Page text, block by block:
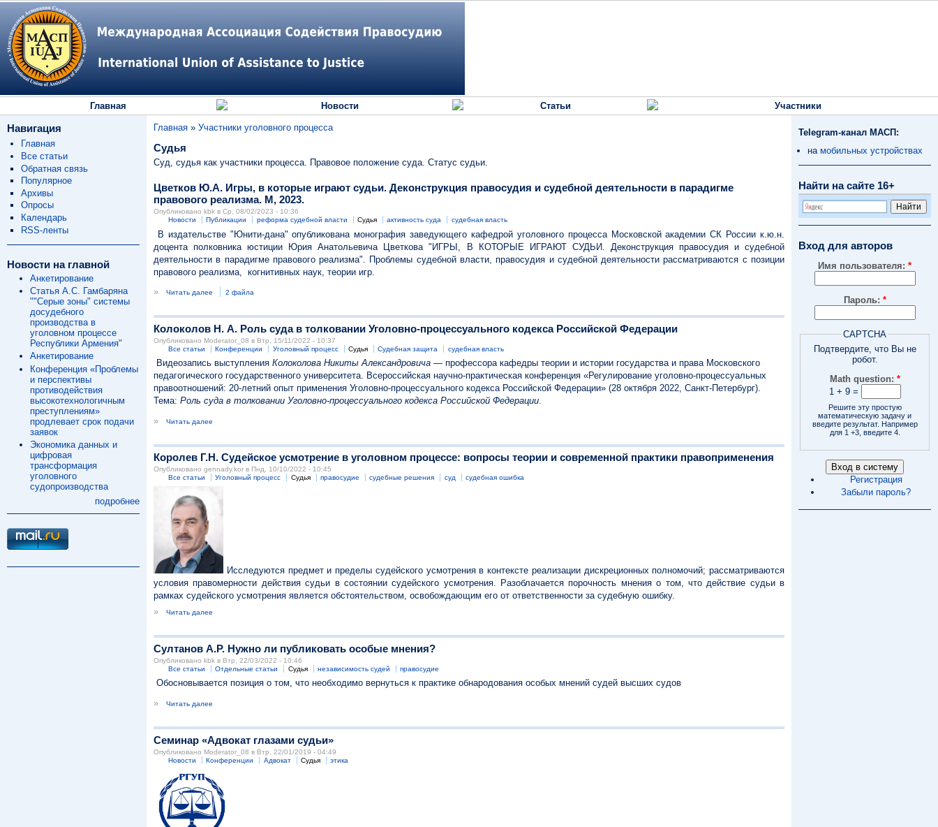
Главная Новости Статьи Участники
Навигация
Главная
Все статьи
Обратная связь
Популярное
Архивы
Опросы
Календарь
RSS-ленты
Новости на главной
Анкетирование
Статья А.С. Гамбаряна
""Серые зоны" системы
досудебного
производства в
уголовном процессе
Республики Армения"
Анкетирование
Конференция «Проблемы
и перспективы
противодействия
высокотехнологичным
преступлениям»
продлевает срок подачи
заявок
Экономика данных и
цифровая
трансформация
уголовного
судопроизводства
подробнее
Главная » Участники уголовного процесса
Судья
Суд, судья как участники процесса. Правовое положение суда. Статус судьи.
Цветков Ю.А. Игры, в которые играют судьи. Деконструкция правосудия и судебной деятельности в парадигме
правового реализма. М, 2023.
Опубликовано kbk в Ср, 08/02/2023 - 10:36
Новости
Публикации реформа судебной власти Судья активность суда судебная власть
В издательстве "Юнити-дана" опубликована монография заведующего кафедрой уголовного процесса Московской академии СК России к.ю.н.
доцента полковника юстиции Юрия Анатольевича Цветкова "ИГРЫ, В КОТОРЫЕ ИГРАЮТ СУДЬИ. Деконструкция правосудия и судебной
деятельности в парадигме правового реализма". Проблемы судебной власти, правосудия и судебной деятельности рассматриваются с позиции
правового реализма, когнитивных наук, теории игр.
»
Читать далее 2 файла
Колоколов Н. А. Роль суда в толковании Уголовно-процессуального кодекса Российской Федерации
Опубликовано Moderator_08 в Втр, 15/11/2022 - 10:37
Все статьи
Конференции Уголовный процесс Судья Судебная защита судебная власть
Видеозапись выступления Колоколова Никиты Александровича — профессора кафедры теории и истории государства и права Московского
педагогического государственного университета. Всероссийская научно-практическая конференция «Регулирование уголовно-процессуальных
правоотношений: 20-летний опыт применения Уголовно-процессуального кодекса Российской Федерации» (28 октября 2022, Санкт-Петербург).
Тема: Роль суда в толковании Уголовно-процессуального кодекса Российской Федерации.
»
Читать далее
Королев Г.Н. Судейское усмотрение в уголовном процессе: вопросы теории и современной практики правоприменения
Опубликовано gennady.kor в Пнд, 10/10/2022 - 10:45
Все статьи
Уголовный процесс Судья правосудие судебные решения суд судебная ошибка
Исследуются предмет и пределы судейского усмотрения в контексте реализации дискреционных полномочий; рассматриваются
условия правомерности действия судьи в состоянии судейского усмотрения. Разоблачается порочность мнения о том, что действие судьи в
рамках судейского усмотрения является обстоятельством, освобождающим его от ответственности за судебную ошибку.
»
Читать далее
Султанов А.Р. Нужно ли публиковать особые мнения?
Опубликовано kbk в Втр, 22/03/2022 - 10:46
Все статьи
Отдельные статьи Судья независимость судей правосудие
Обосновывается позиция о том, что необходимо вернуться к практике обнародования особых мнений судей высших судов
»
Читать далее
Семинар «Адвокат глазами судьи»
Опубликовано Moderator_08 в Втр, 22/01/2019 - 04:49
Новости
Конференции Адвокат Судья этика
Telegram-канал МАСП:
на мобильных устройствах
Найти на сайте 16+
Вход для авторов
Имя пользователя: *
Пароль: *
CAPTCHA
Подтвердите, что Вы не
робот.
Math question: *
1 + 9 =
Решите эту простую
математическую задачу и
введите результат. Например
для 1 +3, введите 4.
Регистрация
Забыли пароль?